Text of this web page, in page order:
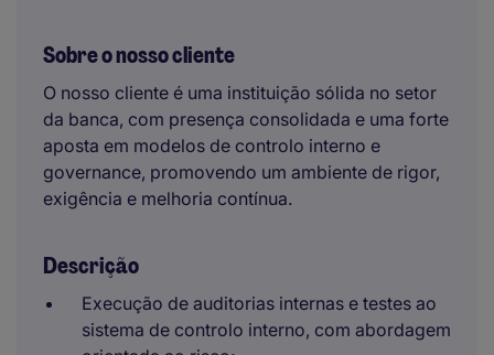
Sobre o nosso cliente
O nosso cliente é uma instituição sólida no setor
da banca, com presença consolidada e uma forte
aposta em modelos de controlo interno e
governance, promovendo um ambiente de rigor,
exigência e melhoria contínua.
Descrição
Execução de auditorias internas e testes ao
sistema de controlo interno, com abordagem